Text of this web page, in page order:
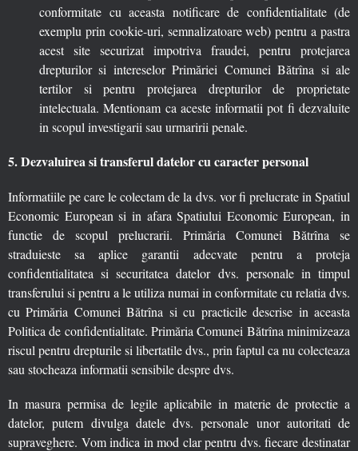
conformitate cu aceasta notificare de confidentialitate (de
exemplu prin cookie-uri, semnalizatoare web) pentru a pastra
acest site securizat impotriva fraudei, pentru protejarea
drepturilor si intereselor Primăriei Comunei Bătrîna si ale
tertilor si pentru protejarea drepturilor de proprietate
intelectuala. Mentionam ca aceste informatii pot fi dezvaluite
in scopul investigarii sau urmaririi penale.
5. Dezvaluirea si transferul datelor cu caracter personal
Informatiile pe care le colectam de la dvs. vor fi prelucrate in Spatiul
Economic European si in afara Spatiului Economic European, in
functie de scopul prelucrarii. Primăria Comunei Bătrîna se
straduieste sa aplice garantii adecvate pentru a proteja
confidentialitatea si securitatea datelor dvs. personale in timpul
transferului si pentru a le utiliza numai in conformitate cu relatia dvs.
cu Primăria Comunei Bătrîna si cu practicile descrise in aceasta
Politica de confidentialitate. Primăria Comunei Bătrîna minimizeaza
riscul pentru drepturile si libertatile dvs., prin faptul ca nu colecteaza
sau stocheaza informatii sensibile despre dvs.
In masura permisa de legile aplicabile in materie de protectie a
datelor, putem divulga datele dvs. personale unor autoritati de
supraveghere. Vom indica in mod clar pentru dvs. fiecare destinatar